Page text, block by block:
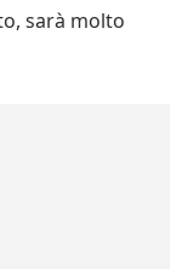
sarà molto